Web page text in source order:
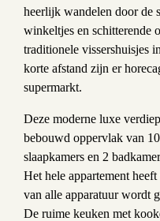
heerlijk wandelen door de
winkeltjes en schitterende
traditionele vissershuisjes
korte afstand zijn er
supermarkt.
Deze moderne luxe
bebouwd oppervlak van
slaapkamers en 2
Het hele appartement
van alle apparatuur wordt
De ruime keuken met